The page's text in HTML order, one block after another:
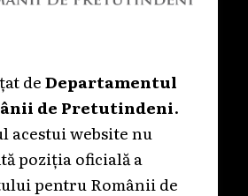
deDepartamentul
de Pretutindeni.
acestui website nu
poziția oficială a
pentru Românii de